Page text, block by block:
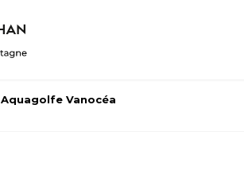
Aquagolfe Vanocéa